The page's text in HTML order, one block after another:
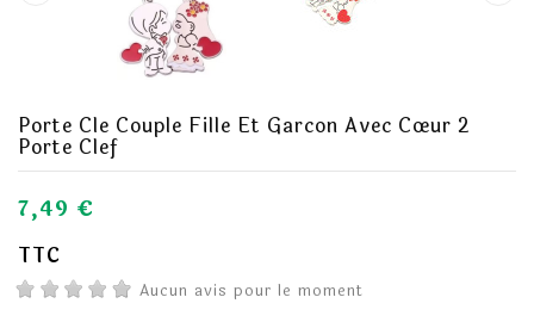
Porte Cle Couple Fille Et Garcon Avec Cœur 2
Porte Clef
7,49 €
TTC
Aucun avis pour le moment